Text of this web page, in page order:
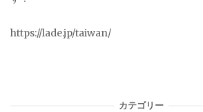
https://lade.jp/taiwan/
カテゴリー